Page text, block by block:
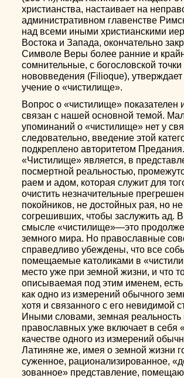
христианства, настаивает на
административном главенстве
над всеми иными христианскими
Востока и Запада, окончательно
Символе Веры более ранние и
сомнительные, с богословской точки
нововведения (Filioque), утверждает
учение о «чистилище».
Вопрос о «чистилище» показателен
связан с нашей основной темой.
упоминаний о «чистилище» нет у
следовательно, введение этой
подкреплено авторитетом Предания.
«Чистилище» является, в
посмертной реальностью,
раем и адом, которая служит для
очистить незначительные
покойников, не достойных рая, но не
согрешивших, чтобы заслужить ад.
смысле «чистилище»—это
земного мира. Но православные
справедливо убеждены, что все
помещаемые католиками в
место уже при земной жизни, и что
описываемая под этим именем, есть
как одно из измерений обычного
хотя и связанного с его невидимой
Иными словами, земная реальность
православных уже включает в себя
качестве одного из измерений
Латиняне же, имея о земной жизни
суженное, рационализированное,
зованное» представление,